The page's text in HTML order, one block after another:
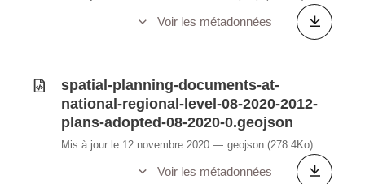
Voir les métadonnées
spatial-planning-documents-at-
national-regional-level-08-2020-2012-
plans-adopted-08-2020-0.geojson
Mis à jour le 12 novembre 2020 geojson (278.4Ko)
Voir les métadonnées